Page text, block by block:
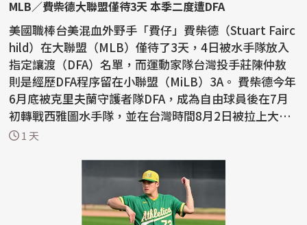
MLB／費柴德大聯盟僅待3天 本季二度遭DFA
美國職棒台美混血外野手「費仔」費柴德（Stuart Fairc
hild）在大聯盟（MLB）僅待了3天，4日被水手隊放入
指定讓渡（DFA）名單，而運動家隊台灣投手莊陳仲敖
則是經歷DFA程序留在小聯盟（MiLB）3A。 費柴德今年
6月底被克里夫蘭守護者隊DFA，成為自由球員後在7月
初轉戰西雅圖水手隊，並在台灣時間8月2日被拉上大聯
盟，...
1 天